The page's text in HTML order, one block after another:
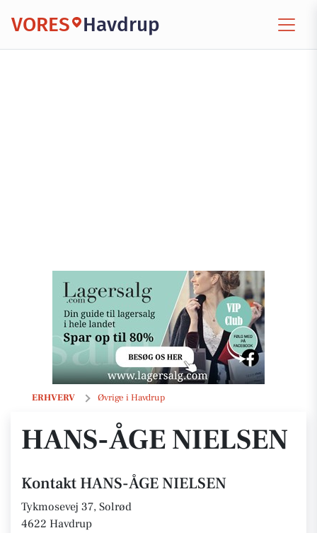
VORES Havdrup
ERHVERV Øvrige i Havdrup
HANS-ÅGE NIELSEN
HANS-ÅGE NIELSEN
Kontakt HANS-ÅGE NIELSEN
Tykmosevej 37, Solrød
4622 Havdrup